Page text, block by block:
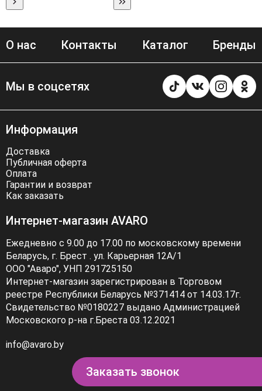
О нас Контакты Каталог Бренды
Мы в соцсетях
Информация
Доставка
Публичная оферта
Оплата
Гарантии и возврат
Как заказать
Интернет-магазин AVARO
Ежедневно с 9.00 до 17.00 по московскому времени
Беларусь, г. Брест . ул. Карьерная 12А/1
ООО "Аваро", УНП 291725150
Интернет-магазин зарегистрирован в Торговом
реестре Республики Беларусь №371414 от 14.03.17г.
Свидетельство №0180227 выдано Администрацией
Московского р-на г.Бреста 03.12.2021
info@avaro.by
Заказать звонок